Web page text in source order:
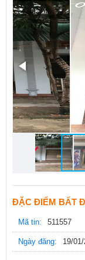
ĐẶC ĐIỂM BẤT
Mã tin: 511557
Ngày đăng: 19/